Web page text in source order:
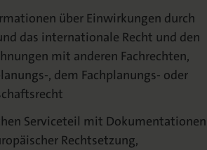
über Einwirkungen durch
das internationale Recht und den
mit anderen Fachrechten,
, dem Fachplanungs- oder
Serviceteil mit Dokumentationen
Rechtsetzung,